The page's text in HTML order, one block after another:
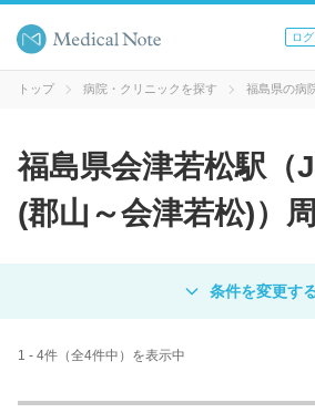
ロ
トップ 病院・クリニックを探す 福島県の病
福島県会津若松駅（
(郡山～会津若松)）
病院 クリニック
1 - 4件（全4件中）を表示中